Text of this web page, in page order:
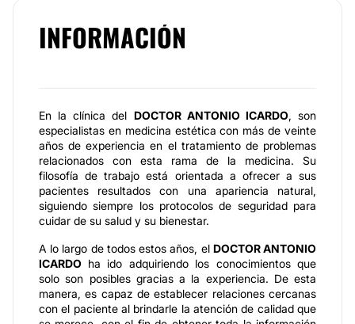
INFORMACIÓN
En la clínica del DOCTOR ANTONIO ICARDO, son
especialistas en medicina estética con más de veinte
años de experiencia en el tratamiento de problemas
relacionados con esta rama de la medicina. Su
filosofía de trabajo está orientada a ofrecer a sus
pacientes resultados con una apariencia natural,
siguiendo siempre los protocolos de seguridad para
cuidar de su salud y su bienestar.
A lo largo de todos estos años, el DOCTOR ANTONIO
ICARDO ha ido adquiriendo los conocimientos que
solo son posibles gracias a la experiencia. De esta
manera, es capaz de establecer relaciones cercanas
con el paciente al brindarle la atención de calidad que